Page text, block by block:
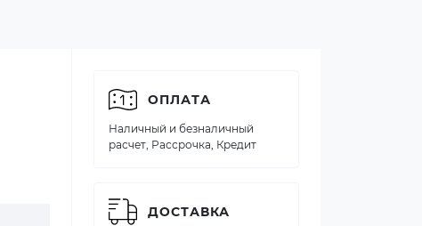
ОПЛАТА
Наличный и безналичный
расчет, Рассрочка, Кредит
ДОСТАВКА